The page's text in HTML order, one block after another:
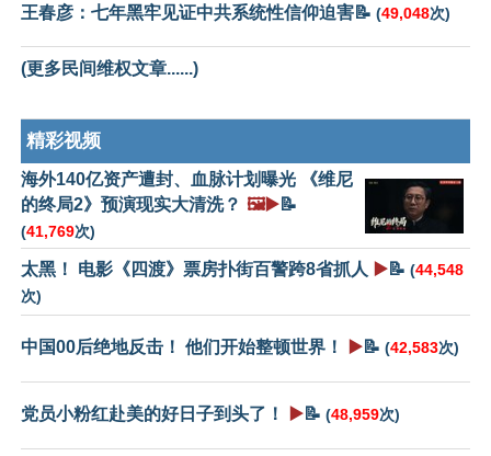
王春彦：七年黑牢见证中共系统性信仰迫害📝 (49,048次)
(更多民间维权文章......)
精彩视频
海外140亿资产遭封、血脉计划曝光 《维尼
的终局2》预演现实大清洗？ 🖼️▶️📝
(41,769次)
太黑！ 电影《四渡》票房扑街百警跨8省抓人 ▶️📝 (44,548
次)
中国00后绝地反击！ 他们开始整顿世界！ ▶️📝 (42,583次)
党员小粉红赴美的好日子到头了！ ▶️📝 (48,959次)